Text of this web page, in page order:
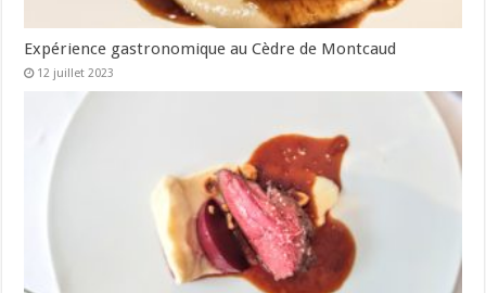
Expérience gastronomique au Cèdre de Montcaud
12 juillet 2023